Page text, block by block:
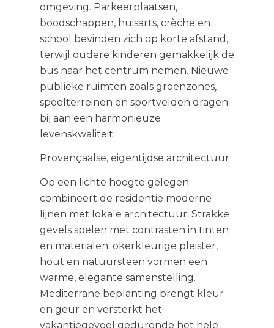
omgeving. Parkeerplaatsen,
boodschappen, huisarts, crèche en
school bevinden zich op korte afstand,
terwijl oudere kinderen gemakkelijk de
bus naar het centrum nemen. Nieuwe
publieke ruimten zoals groenzones,
speelterreinen en sportvelden dragen
bij aan een harmonieuze
levenskwaliteit.
Provençaalse, eigentijdse architectuur
Op een lichte hoogte gelegen
combineert de residentie moderne
lijnen met lokale architectuur. Strakke
gevels spelen met contrasten in tinten
en materialen: okerkleurige pleister,
hout en natuursteen vormen een
warme, elegante samenstelling.
Mediterrane beplanting brengt kleur
en geur en versterkt het
vakantiegevoel gedurende het hele